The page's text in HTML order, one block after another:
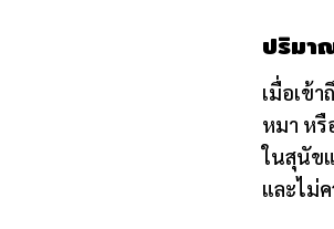
ปริมา
เมื่อเข้
หมา หรื
ในสุนัข
และไม่